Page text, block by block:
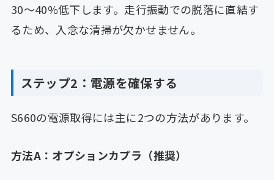
30〜40%低下します。走行振動での脱落に直結す
るため、入念な清掃が欠かせません。
ステップ2：電源を確保する
S660の電源取得には主に2つの方法があります。
方法A：オプションカプラ（推奨）